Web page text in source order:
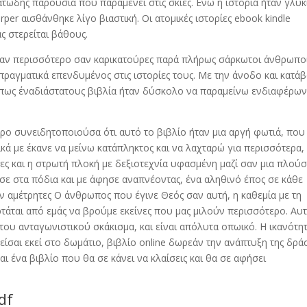
αισθάνθηκε λίγο βιαστική. Οι ατομικές ιστορίες ebook kindle
βάθους.
περισσότερο σαν καρικατούρες παρά πλήρως σάρκωτοι
επενδυμένος στις ιστορίες τους. Με την άνοδο και
έναδιάστατους βιβλία ήταν δύσκολο να παραμείνω
συνειδητοποιούσα ότι αυτό το βιβλίο ήταν μια αργή φωτιά, που
με έκανε να μείνω κατάπληκτος και να λαχταρώ για περισσότερα,
και η στρωτή πλοκή με δεξιοτεχνία υφασμένη μαζί σαν μια
στα πόδια και με άφησε αναπνέοντας, ένα αληθινό έπος σε κάθε
Ο άνθρωπος που έγινε Θεός σαν αυτή, η καθεμία με τη
από εμάς να βρούμε εκείνες που μας μιλούν περισσότερο.
ανταγωνιστικού σκάκισμα, και είναι απόλυτα οπωικό. Η
εκεί στο δωμάτιο, βιβλίο online δωρεάν την ανάπτυξη της
ένα βιβλίο που θα σε κάνει να κλαίσεις και θα σε αφήσει